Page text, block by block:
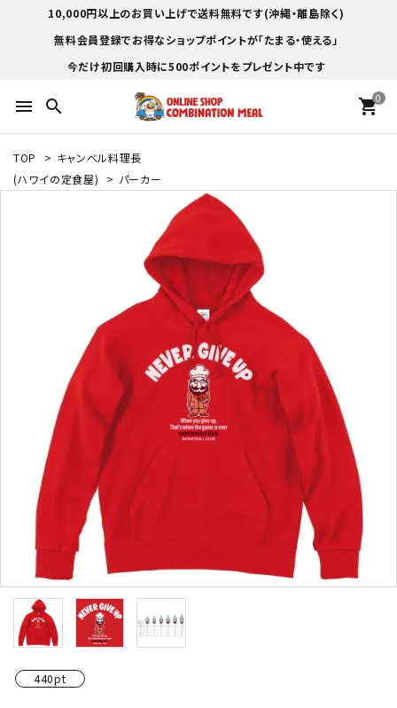
10,000円以上のお買い上げで送料無料です(沖縄・離島除く)
無料会員登録でお得なショップポイントが「たまる・使える」
今だけ初回購入時に500ポイントをプレゼント中です
menu search 0
shopping_cart
TOP > キャンベル料理長
(ハワイの定食屋)
> パーカー
440pt